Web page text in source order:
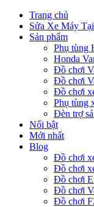
Trang chủ
Sửa Xe Máy
Sản phẩm
Phụ tùng
Honda
Đồ chơi
Đồ chơi
Đồ chơi
Phụ tùng
Đèn trợ
Nổi bật
Mới nhất
Blog
Đồ chơi
Đồ chơi
Đồ chơi
Đồ chơi
Đồ chơi